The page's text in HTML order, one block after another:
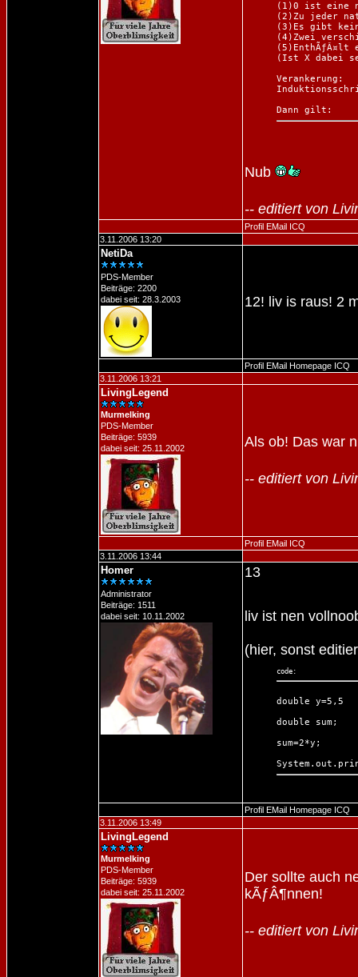
(1)0 ist eine
(2)Zu jeder
(3)Es gibt
(4)Zwei
(Ist X dabei
Verankerung:	 a(1)
Induktionsschritt: 	 a(k) → a(k+1)
Nub
-- editiert von
Profil EMail ICQ
3.11.2006 13:20
NetiDa
PDS-Member
Beiträge: 2200
dabei seit: 28.3.2003
12! liv is raus! 2
Profil EMail Homepage ICQ
3.11.2006 13:21
LivingLegend
Murmelking
PDS-Member
Beiträge: 5939
dabei seit: 25.11.2002
Als ob! Das war
-- editiert von
Profil EMail ICQ
3.11.2006 13:44
Homer
Administrator
Beiträge: 1511
dabei seit: 10.11.2002
13
liv ist nen
(hier, sonst
code:
double y=5,5
double sum;
sum=2*y;
Profil EMail Homepage ICQ
3.11.2006 13:49
LivingLegend
Murmelking
PDS-Member
Beiträge: 5939
dabei seit: 25.11.2002
Der sollte auch
kÃƒÂ¶nnen!
-- editiert von